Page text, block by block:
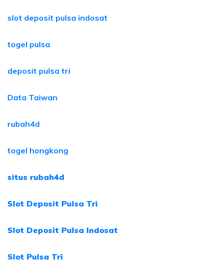
slot deposit pulsa indosat
togel pulsa
deposit pulsa tri
Data Taiwan
rubah4d
togel hongkong
situs rubah4d
Slot Deposit Pulsa Tri
Slot Deposit Pulsa Indosat
Slot Pulsa Tri